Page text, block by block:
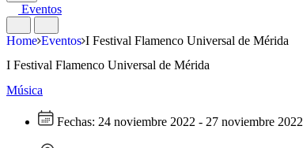
Eventos
Home Eventos I Festival Flamenco Universal de Mérida
I Festival Flamenco Universal de Mérida
Música
Fechas: 24 noviembre 2022 - 27 noviembre 2022